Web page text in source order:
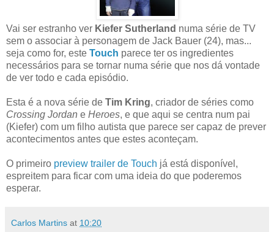
Vai ser estranho ver Kiefer Sutherland numa série de TV
sem o associar à personagem de Jack Bauer (24), mas...
seja como for, este Touch parece ter os ingredientes
necessários para se tornar numa série que nos dá vontade
de ver todo e cada episódio.
Esta é a nova série de Tim Kring, criador de séries como
Crossing Jordan e Heroes, e que aqui se centra num pai
(Kiefer) com um filho autista que parece ser capaz de prever
acontecimentos antes que estes aconteçam.
O primeiro preview trailer de Touch já está disponível,
espreitem para ficar com uma ideia do que poderemos
esperar.
Carlos Martins at 10:20